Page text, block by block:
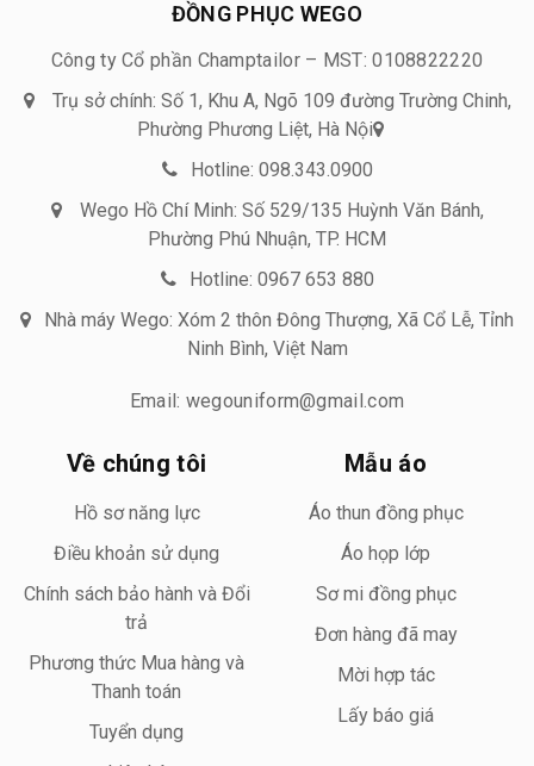
ĐỒNG PHỤC WEGO
Công ty Cổ phần Champtailor – MST: 0108822220
Trụ sở chính: Số 1, Khu A, Ngõ 109 đường Trường Chinh,
Phường Phương Liệt, Hà Nội
Hotline: 098.343.0900
Wego Hồ Chí Minh: Số 529/135 Huỳnh Văn Bánh,
Phường Phú Nhuận, TP. HCM
Hotline: 0967 653 880
Nhà máy Wego: Xóm 2 thôn Đông Thượng, Xã Cổ Lễ, Tỉnh
Ninh Bình, Việt Nam
Email: wegouniform@gmail.com
Về chúng tôi
Hồ sơ năng lực
Điều khoản sử dụng
Chính sách bảo hành và Đổi
trả
Phương thức Mua hàng và
Thanh toán
Tuyển dụng
Mẫu áo
Áo thun đồng phục
Áo họp lớp
Sơ mi đồng phục
Đơn hàng đã may
Mời hợp tác
Lấy báo giá